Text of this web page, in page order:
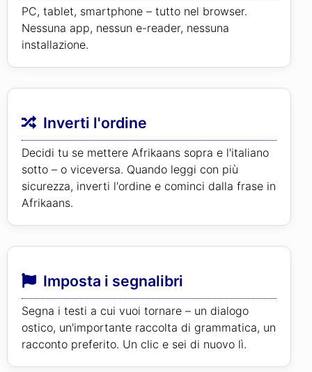
PC, tablet, smartphone – tutto nel browser.
Nessuna app, nessun e-reader, nessuna
installazione.
Inverti l'ordine
Decidi tu se mettere Afrikaans sopra e l'italiano
sotto – o viceversa. Quando leggi con più
sicurezza, inverti l'ordine e cominci dalla frase in
Afrikaans.
Imposta i segnalibri
Segna i testi a cui vuoi tornare – un dialogo
ostico, un'importante raccolta di grammatica, un
racconto preferito. Un clic e sei di nuovo lì.